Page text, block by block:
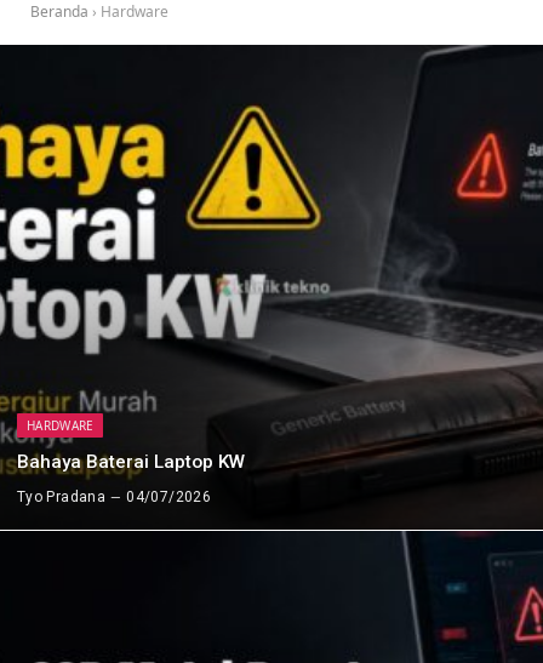
Beranda › Hardware
HARDWARE
Bahaya Baterai Laptop KW
Tyo Pradana 04/07/2026